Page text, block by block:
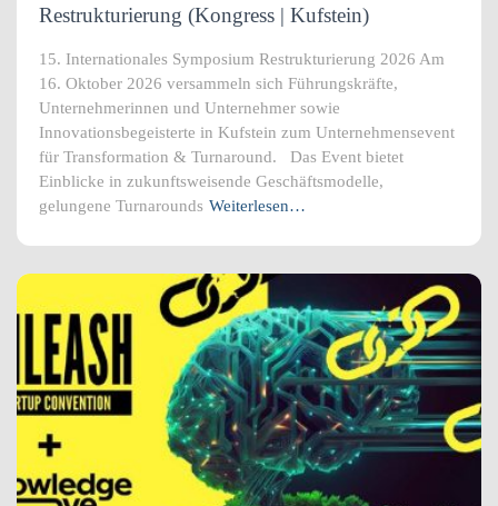
Restrukturierung (Kongress | Kufstein)
15. Internationales Symposium Restrukturierung 2026 Am
16. Oktober 2026 versammeln sich Führungskräfte,
Unternehmerinnen und Unternehmer sowie
Innovationsbegeisterte in Kufstein zum Unternehmensevent
für Transformation & Turnaround. Das Event bietet
Einblicke in zukunftsweisende Geschäftsmodelle,
gelungene Turnarounds Weiterlesen…